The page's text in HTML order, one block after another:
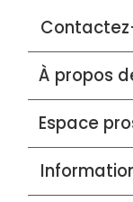
À propos
Espace